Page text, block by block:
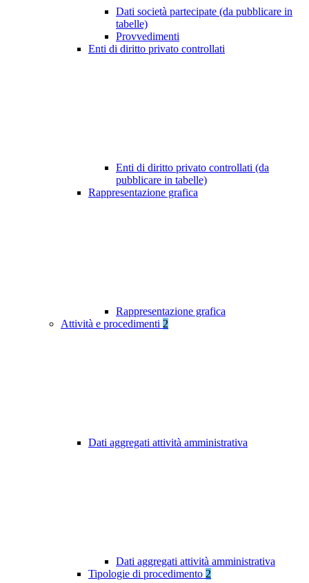
Dati società partecipate (da pubblicare in
tabelle)
Provvedimenti
Enti di diritto privato controllati
Enti di diritto privato controllati (da
pubblicare in tabelle)
Rappresentazione grafica
Rappresentazione grafica
Attività e procedimenti 2
Dati aggregati attività amministrativa
Dati aggregati attività amministrativa
Tipologie di procedimento 2